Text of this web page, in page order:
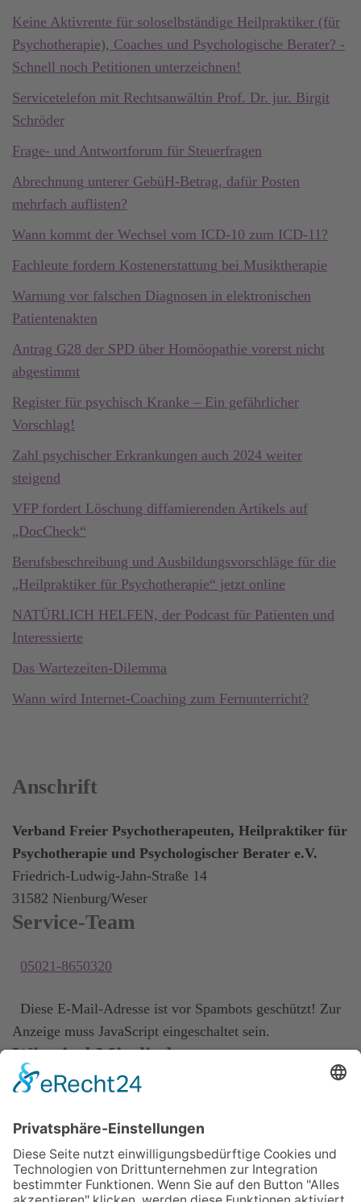
Keine Aktivrente für soloselbständige Heilpraktiker (für
Psychotherapie), Coaches und Psychologische Berater? -
Schnell noch Petitionen unterzeichnen!
Servicetelefon mit Rechtsanwältin Prof. Dr. jur. Birgit
Schröder
Frage- und Antwortforum für Steuerfragen
Abrechnung unterer GebüH-Betrag, dafür Posten
mehrfach auflisten?
Wann kommt der Wechsel vom ICD-10 zum ICD-11?
Fachleute fordern Kostenerstattung bei Musiktherapie
Warnung vor falschen Diagnosen in elektronischen
Patientenakten
Antrag G28 der SPD über Homöopathie vorerst nicht
abgestimmt
Register für psychisch Kranke – Ein gefährlicher
Vorschlag!
Zahl psychischer Erkrankungen auch 2024 weiter
steigend
VFP fordert Löschung diffamierenden Artikels auf
„DocCheck“
Berufsbeschreibung und Ausbildungsvorschläge für die
„Heilpraktiker für Psychotherapie“ jetzt online
NATÜRLICH HELFEN, der Podcast für Patienten und
Interessierte
Das Wartezeiten-Dilemma
Wann wird Internet-Coaching zum Fernunterricht?
Anschrift
Verband Freier Psychotherapeuten, Heilpraktiker für
Psychotherapie und Psychologischer Berater e.V.
Friedrich-Ludwig-Jahn-Straße 14
31582 Nienburg/Weser
Service-Team
05021-8650320
Diese E-Mail-Adresse ist vor Spambots geschützt! Zur
Anzeige muss JavaScript eingeschaltet sein.
Wir sind Mitglied